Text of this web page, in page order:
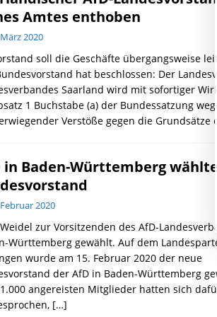
Amtes enthoben
2020
soll die Geschäfte übergangsweise
hat beschlossen: Der
Saarland wird mit sofortiger
1 Buchstabe (a) der Bundessatzung
Verstöße gegen die Grundsätze
in Baden-Württemberg
2020
zur Vorsitzenden des AfD-
Württemberg gewählt. Auf dem
wurde am 15. Februar 2020 der neue
der AfD in Baden-Württemberg
angereisten Mitglieder hatten sich
[…]
CDU & Ampel
der Wahl wieder
einfliegen: Zeit für
Asylmoratorium!
halten die Wähler für
Stimmung wegen der von